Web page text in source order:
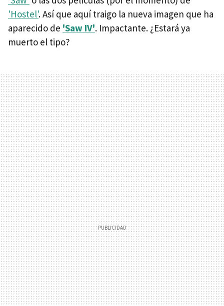
'Hostel'. Así que aquí traigo la nueva imagen que ha
aparecido de 'Saw IV'. Impactante. ¿Estará ya
muerto el tipo?